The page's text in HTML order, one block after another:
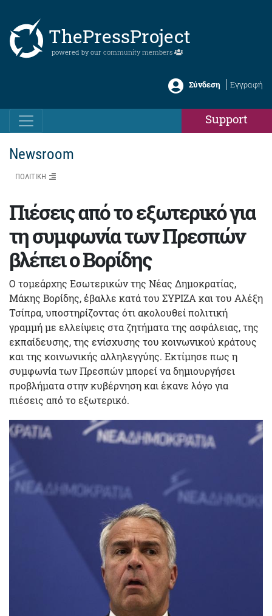
ThePressProject
powered by our community members
Σύνδεση Εγγραφή
Support
Newsroom
ΠΟΛΙΤΙΚΗ
Πιέσεις από το εξωτερικό για
τη συμφωνία των Πρεσπών
βλέπει ο Βορίδης
Ο τομεάρχης Εσωτερικών της Νέας Δημοκρατίας,
Μάκης Βορίδης, έβαλλε κατά του ΣΥΡΙΖΑ και του Αλέξη
Τσίπρα, υποστηρίζοντας ότι ακολουθεί πολιτική
γραμμή με ελλείψεις στα ζητήματα της ασφάλειας, της
εκπαίδευσης, της ενίσχυσης του κοινωνικού κράτους
και της κοινωνικής αλληλεγγύης. Εκτίμησε πως η
συμφωνία των Πρεσπών μπορεί να δημιουργήσει
προβλήματα στην κυβέρνηση και έκανε λόγο για
πιέσεις από το εξωτερικό.